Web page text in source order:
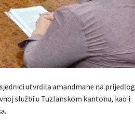
utvrdila amandmane na prijedlog
službi u Tuzlanskom kantonu, kao i